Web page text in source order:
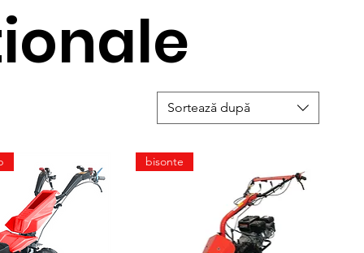
Sortează după
bisonte